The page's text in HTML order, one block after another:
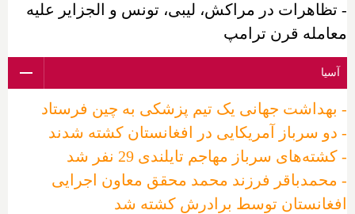
- تظاهرات در مراکش، لیبی، تونس و الجزایر علیه
معامله قرن ترامپ
آسیا
- بهداشت جهانی یک تیم پزشکی به چین فرستاد
- دو سرباز آمریکایی در افغانستان کشته شدند
- کشته‌های سرباز مهاجم تایلندی 29 نفر شد
- محمدباقر فرزند محمد محقق معاون اجرایی
افغانستان توسط برادرش کشته شد